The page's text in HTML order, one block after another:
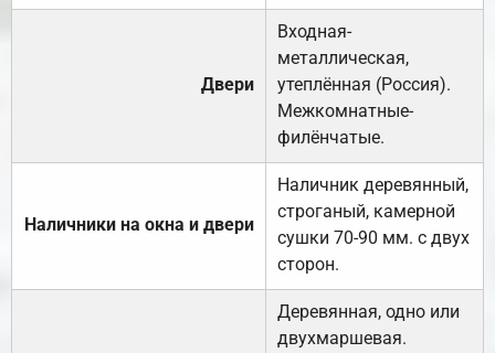
Двери
Входная-
металлическая,
утеплённая (Россия).
Межкомнатные-
филёнчатые.
Наличники на окна и двери
Наличник деревянный,
строганый, камерной
сушки 70-90 мм. с двух
сторон.
Деревянная, одно или
двухмаршевая.